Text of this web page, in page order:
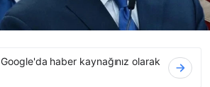
Google'da haber kaynağınız olarak